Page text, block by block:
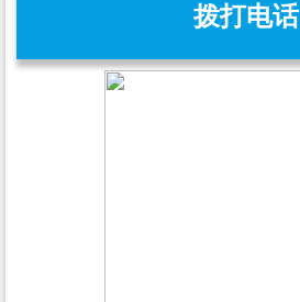
拨打电话